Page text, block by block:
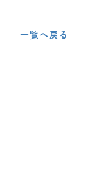
一覧へ戻る